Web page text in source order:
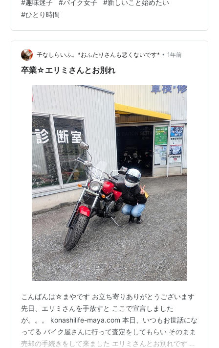
「パン作り極めてます」とかキラキラ趣味女子たちが眩
しい…。 私も何かやってみようと、ヨガマット買って3日
坊主、ウクレレに手を出して2回で挫折。 もはや“趣味探
し”が趣味なんじゃないかってレベル。 🔄 「このままだ
と一生、趣味＝YouTube鑑賞だな」と思った瞬間 ある日
ふと、 「…
#趣味迷子 #バイク女子 #新しいこと始めたい
#ひとり時間
子なしらいふ。*おふたりさんも悪くないです* • 1年前
卒業☆エリミさんとお別れ
こんばんは☆まやです お立ち寄りありがとうございます
先日、エリミさんを手放すと ここで宣言しました
が。。。 konashilife-maya.com 本日、いつもお世話にな
ってる バイク屋さんに行って査定をしてもらい そのまま
売却の手続きをして来ました エリミさんとお別れです 私